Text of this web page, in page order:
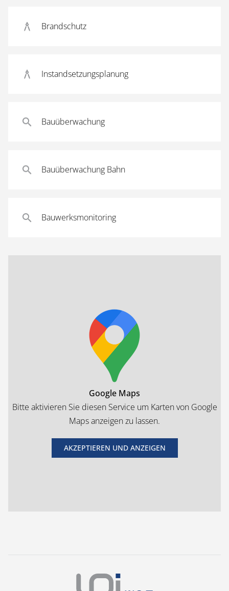
Brandschutz
Instandsetzungsplanung
Bauüberwachung
Bauüberwachung Bahn
Bauwerksmonitoring
Google Maps
Bitte aktivieren Sie diesen Service um Karten von Google
Maps anzeigen zu lassen.
AKZEPTIEREN UND ANZEIGEN